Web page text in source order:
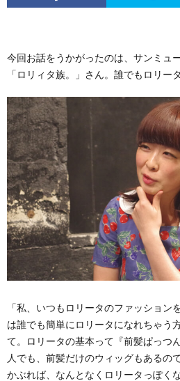
今回お話をうかがったのは、サンミュ
「ロリィタ族。」さん。誰でもロリー
「私、いつもロリータのファッション
は誰でも簡単にロリータになれちゃう
て。ロリータの基本って『前髪ぱっつ
人でも、前髪だけのウィッグもあるの
かぶれば、なんとなくロリータっぽく